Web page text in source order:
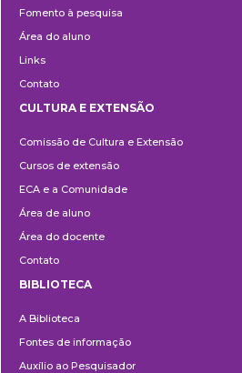
Fomento à pesquisa
Área do aluno
Links
Contato
e
Extensão
CULTURA E EXTENSÃO
Comissão de Cultura e Extensão
Cursos de extensão
ECA e a Comunidade
Área de aluno
Área do docente
Contato
BIBLIOTECA
A Biblioteca
Fontes de informação
Auxílio ao Pesquisador